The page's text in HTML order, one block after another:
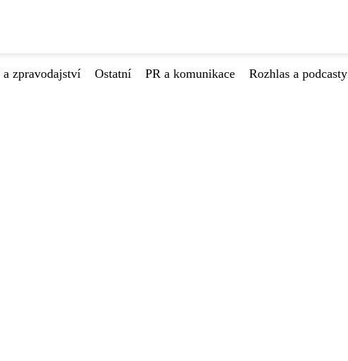
zpravodajství Ostatní PR a komunikace Rozhlas a podcasty